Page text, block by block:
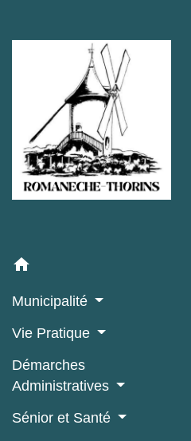
home
Municipalité
Vie Pratique
Démarches
Administratives
Sénior et Santé